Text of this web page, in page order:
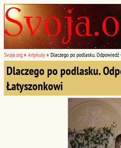
Svoja.org » Artykuły » Dlaczego po podlasku.
Dlaczego po podlasku.
Łatyszonkowi